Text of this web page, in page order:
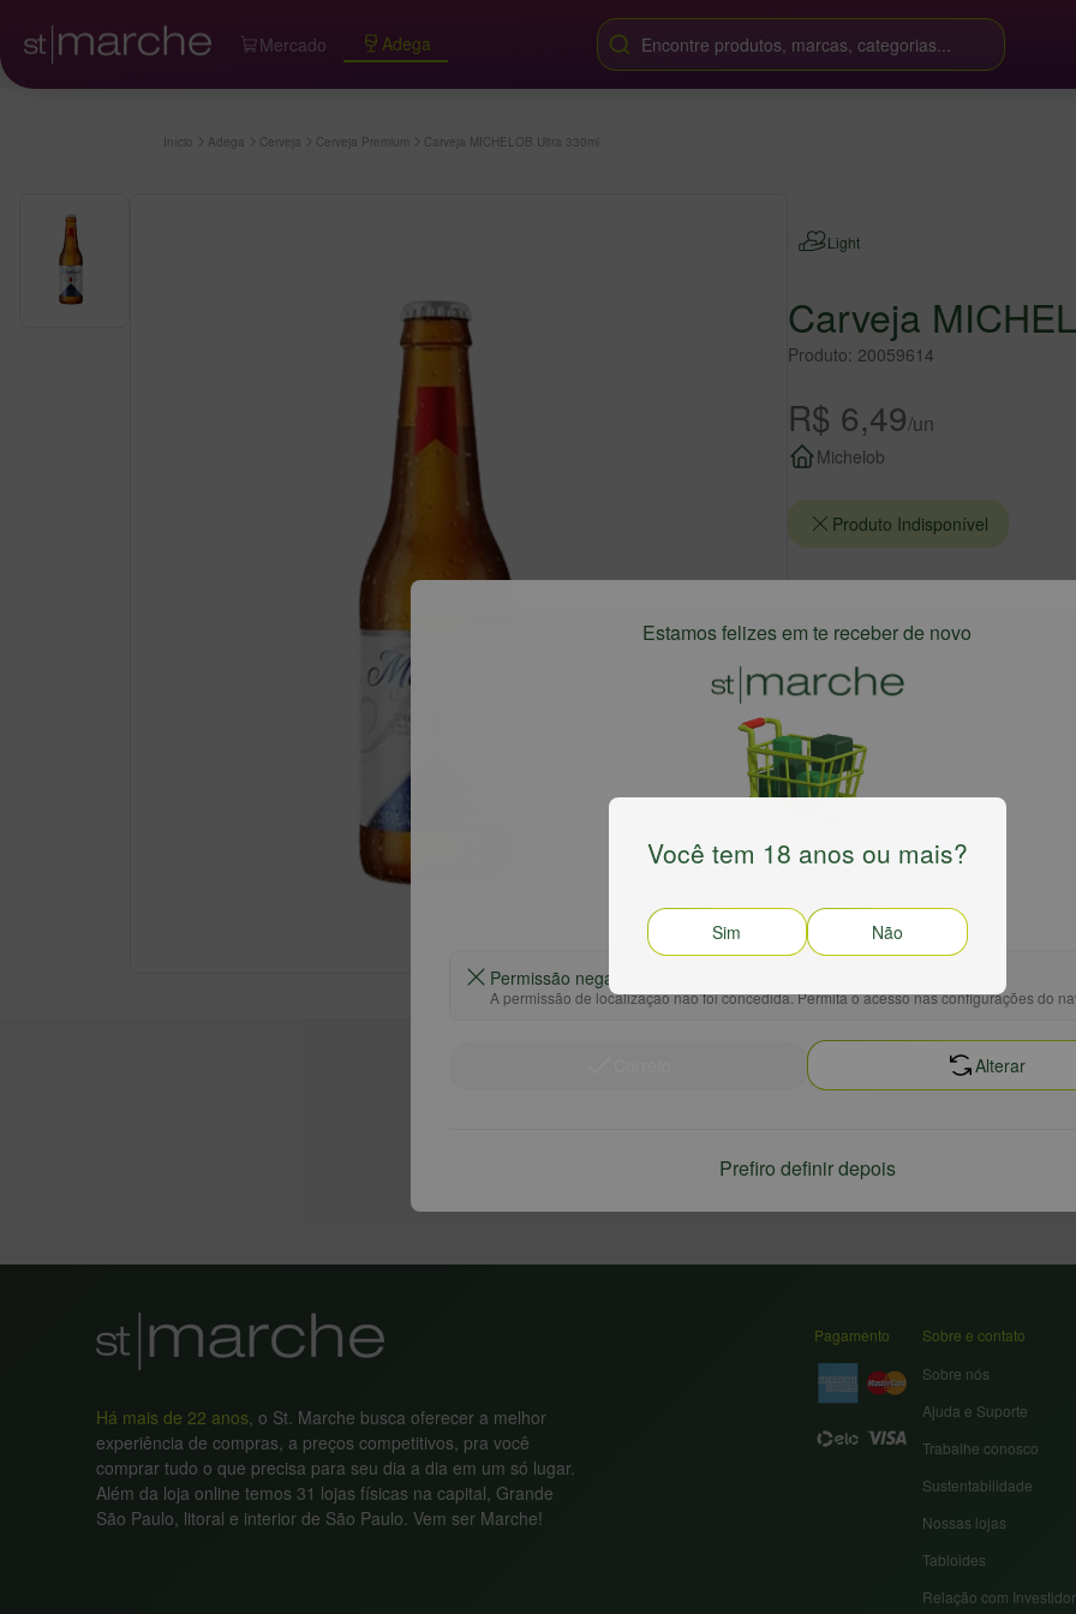
Mercado Adega Encontre produtos, marcas, categorias...
Início Adega Cerveja Cerveja Premium Carveja MICHELOB Ultra 330ml
Light
Carveja
Produto: 20059614
R$ 6,49/un
Michelob
Produto Indisponível
Há mais de 22 anos , o St. Marche busca oferecer a melhor
experiência de compras, a preços competitivos, pra você
comprar tudo o que precisa para seu dia a dia em um só lugar.
Além da loja online temos 31 lojas físicas na capital, Grande
São Paulo, litoral e interior de São Paulo. Vem ser Marche!
Pagamento
Sobre e contato
Sobre nós
Ajuda e Suporte
Trabalhe conosco
Sustentabilidade
Nossas lojas
Tabloides
Relação com
Estamos felizes em te receber de novo
Permissão negada
A permissão de localização não foi concedida. Permita o acesso nas configurações do
Alterar
Prefiro definir depois
Você tem 18 anos ou mais?
Sim Não